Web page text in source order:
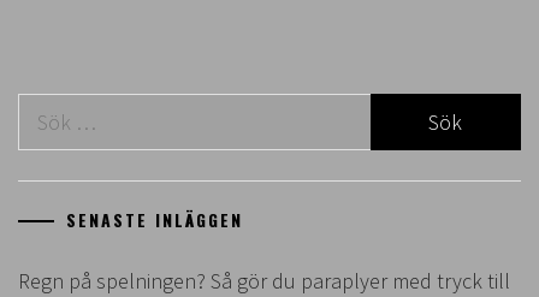
SENASTE INLÄGGEN
Regn på spelningen? Så gör du paraplyer med tryck till